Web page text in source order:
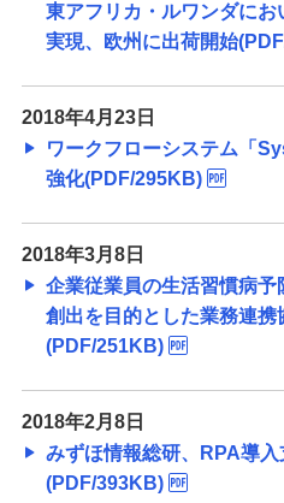
東アフリカ・ルワンダに
実現、欧州に出荷開始
2018年4月23日
ワークフローシステム「
強化(PDF/295KB)
2018年3月8日
企業従業員の生活習慣病
創出を目的とした業務連携
(PDF/251KB)
2018年2月8日
みずほ情報総研、RPA導
(PDF/393KB)